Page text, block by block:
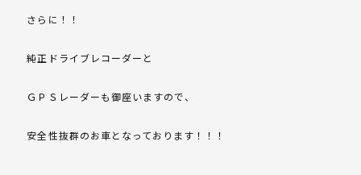
さらに！！
純正ドライブレコーダーと
ＧＰＳレーダーも御座いますので、
安全性抜群のお車となっております！！！